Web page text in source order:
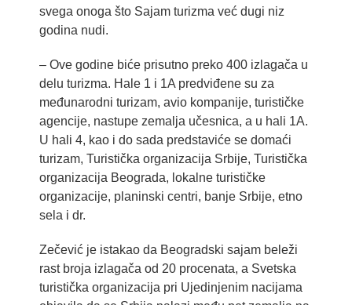
svega onoga što Sajam turizma već dugi niz
godina nudi.
– Ove godine biće prisutno preko 400 izlagača u
delu turizma. Hale 1 i 1A predviđene su za
međunarodni turizam, avio kompanije, turističke
agencije, nastupe zemalja učesnica, a u hali 1A.
U hali 4, kao i do sada predstaviće se domaći
turizam, Turistička organizacija Srbije, Turistička
organizacija Beograda, lokalne turističke
organizacije, planinski centri, banje Srbije, etno
sela i dr.
Zečević je istakao da Beogradski sajam beleži
rast broja izlagača od 20 procenata, a Svetska
turistička organizacija pri Ujedinjenim nacijama